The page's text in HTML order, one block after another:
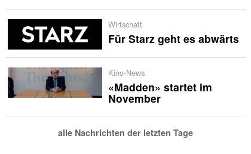
Wirtschaft
Für Starz geht es abwärts
Kino-News
«Madden» startet im
November
alle Nachrichten der letzten Tage